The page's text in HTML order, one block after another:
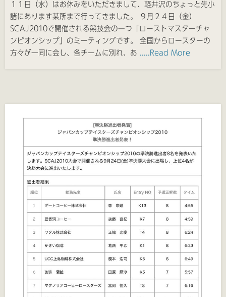
１１日（水）はお休みをいただきまして、軽井沢のちょっと先小
諸にあります某所まで行ってきました。 ９月２４日（金）
SCAJ2010で開催される競技会の一つ「ローストマスターチャ
ンピオンシップ」のミーティングです。 全国からロースターの
方々が一同に会し、各チームに別れ、あ .....Read More